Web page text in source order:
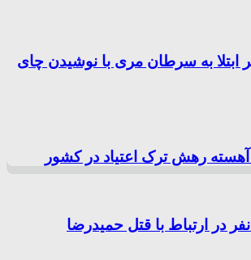
ابتلا به سرطان مری با نوشیدن چای
آهسته رهش ترک اعتیاد در کشور
دستگیری ۵ نفر در ارتباط با قتل حمیدرضا